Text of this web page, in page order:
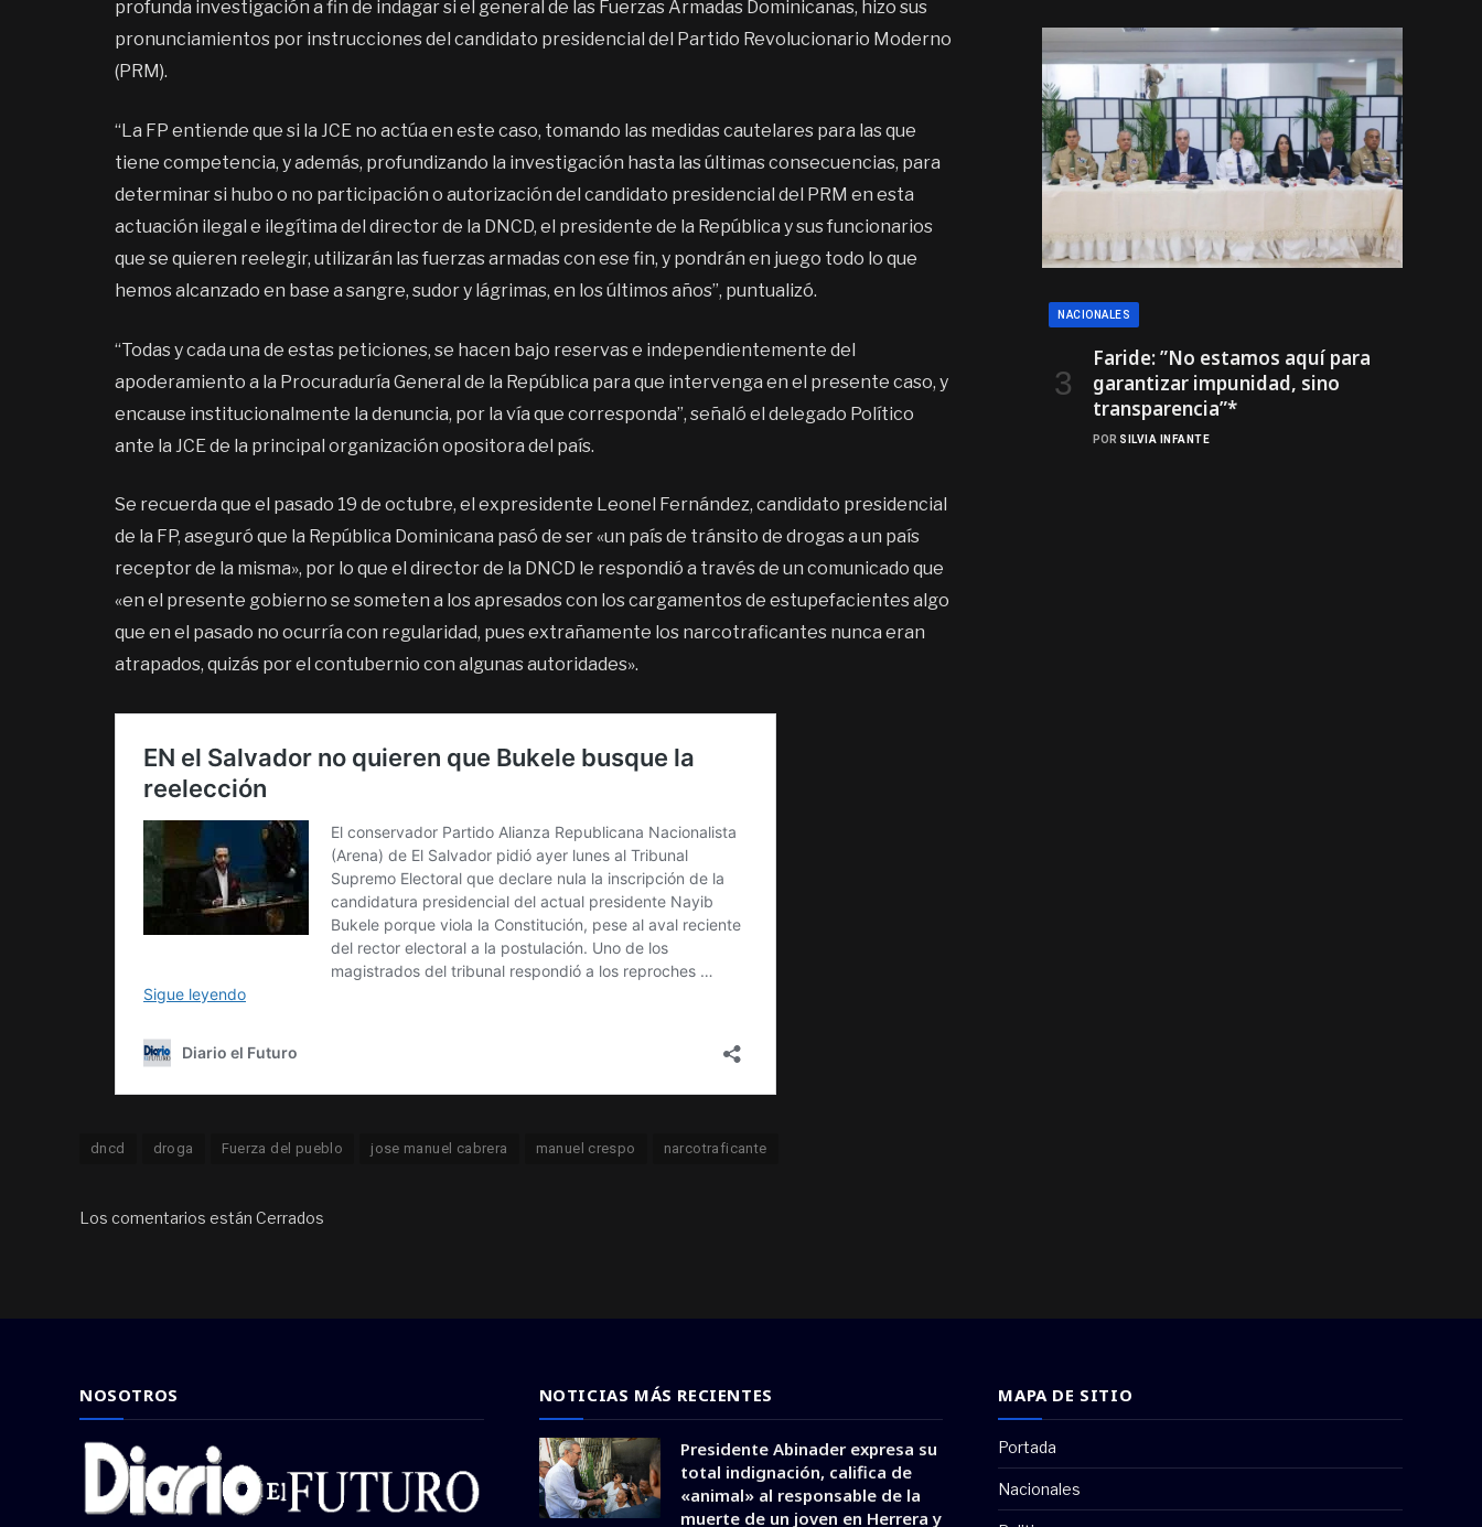
profunda investigación a fin de indagar si el general de las Fuerzas Armadas Dominicanas, hizo sus
pronunciamientos por instrucciones del candidato presidencial del Partido Revolucionario Moderno
(PRM).
“La FP entiende que si la JCE no actúa en este caso, tomando las medidas cautelares para las que
tiene competencia, y además, profundizando la investigación hasta las últimas consecuencias, para
determinar si hubo o no participación o autorización del candidato presidencial del PRM en esta
actuación ilegal e ilegítima del director de la DNCD, el presidente de la República y sus funcionarios
que se quieren reelegir, utilizarán las fuerzas armadas con ese fin, y pondrán en juego todo lo que
hemos alcanzado en base a sangre, sudor y lágrimas, en los últimos años”, puntualizó.
“Todas y cada una de estas peticiones, se hacen bajo reservas e independientemente del
apoderamiento a la Procuraduría General de la República para que intervenga en el presente caso, y
encause institucionalmente la denuncia, por la vía que corresponda”, señaló el delegado Político
ante la JCE de la principal organización opositora del país.
Se recuerda que el pasado 19 de octubre, el expresidente Leonel Fernández, candidato presidencial
de la FP, aseguró que la República Dominicana pasó de ser «un país de tránsito de drogas a un país
receptor de la misma», por lo que el director de la DNCD le respondió a través de un comunicado que
«en el presente gobierno se someten a los apresados con los cargamentos de estupefacientes algo
que en el pasado no ocurría con regularidad, pues extrañamente los narcotraficantes nunca eran
atrapados, quizás por el contubernio con algunas autoridades».
dncd droga Fuerza del pueblo jose manuel cabrera manuel crespo narcotraficante
Los comentarios están Cerrados
NACIONALES
Faride: ”No estamos aquí para
garantizar impunidad, sino
transparencia”*
POR SILVIA INFANTE
NOSOTROS NOTICIAS MÁS RECIENTES
Presidente Abinader expresa su
total indignación, califica de
«animal» al responsable de la
muerte de un joven en Herrera y
MAPA DE SITIO
Portada
Nacionales